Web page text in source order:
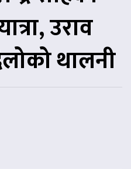
उराव
थालनी